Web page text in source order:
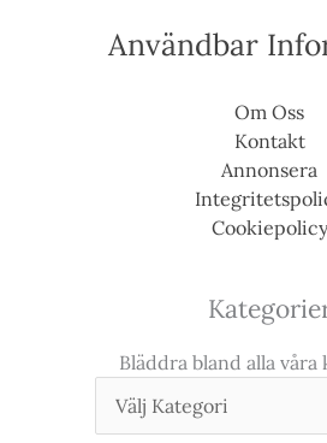
Användbar
Om Oss
Kontakt
Annonsera
Cookiepolicy
Bläddra bland alla